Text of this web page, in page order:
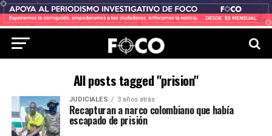
All posts tagged "prision"
JUDICIALES 3 años atrás
Recapturan a narco colombiano que había
escapado de prisión